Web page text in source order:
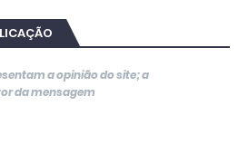
a opinião do site; a
da mensagem